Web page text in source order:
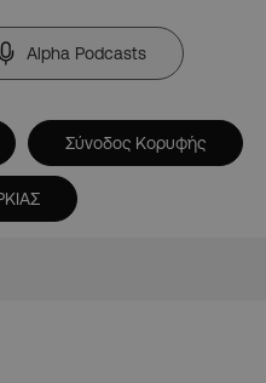
Alpha Podcasts
Σύνοδος Κορυφής